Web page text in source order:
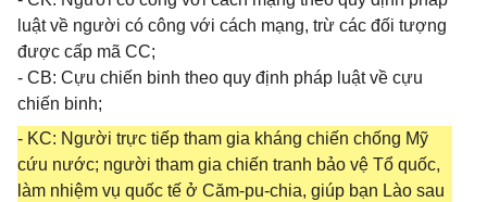
luật về người có công với cách mạng, trừ các đối tượng
được cấp mã CC;
- CB: Cựu chiến binh theo quy định pháp luật về cựu
chiến binh;
- KC: Người trực tiếp tham gia kháng chiến chống Mỹ
cứu nước; người tham gia chiến tranh bảo vệ Tổ quốc,
làm nhiệm vụ quốc tế ở Căm-pu-chia, giúp bạn Lào sau